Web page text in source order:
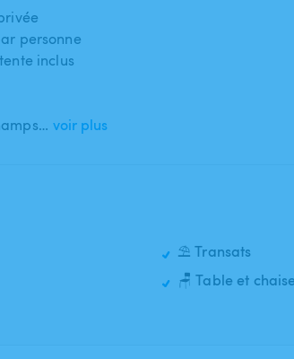
personne
inclus
voir plus
⛱️ Transats
🪑 Table et